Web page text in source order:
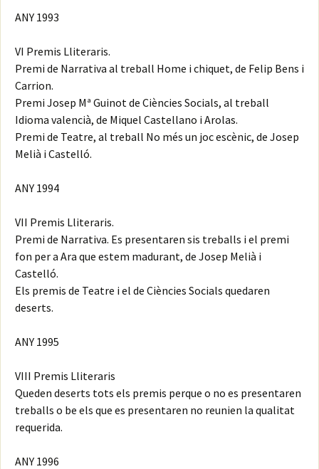
ANY 1993
VI Premis Lliteraris.
Premi de Narrativa al treball Home i chiquet, de Felip Bens i
Carrion.
Premi Josep Mª Guinot de Ciències Socials, al treball
Idioma valencià, de Miquel Castellano i Arolas.
Premi de Teatre, al treball No més un joc escènic, de Josep
Melià i Castelló.
ANY 1994
VII Premis Lliteraris.
Premi de Narrativa. Es presentaren sis treballs i el premi
fon per a Ara que estem madurant, de Josep Melià i
Castelló.
Els premis de Teatre i el de Ciències Socials quedaren
deserts.
ANY 1995
VIII Premis Lliteraris
Queden deserts tots els premis perque o no es presentaren
treballs o be els que es presentaren no reunien la qualitat
requerida.
ANY 1996